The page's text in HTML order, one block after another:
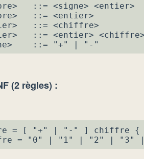
::= <signe> <entier>
::= <entier>
::= <chiffre>
::= <entier> <chiffre>
::= "+" | "-"
(2 règles) :
= [ "+" | "-" ] chiffre
= "0" | "1" | "2" |